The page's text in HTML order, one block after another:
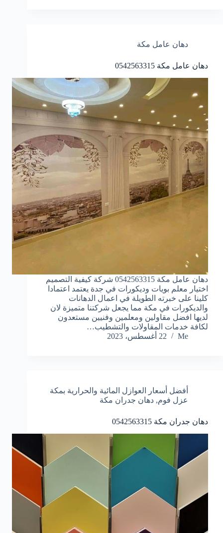
دهان عامل مكة
دهان عامل مكة 0542563315
دهان عامل مكة 0542563315 شركة كيفية التصميم
اختيار معلم بويات وديكورات في جدة يعتمد اعتمادا
كلينا على خبرته الطويلة في اعمال الدهانات
والديكورات في مكة مما يجعل شركتنا متميزة لان
لديها افضل مقاولين ومعلمين وفنيين مستعدون
لكافة خدمات المقاولات والتشطيب…
Me
22 أغسطس، 2023
أفضل أسعار العوازل المائية والحرارية بمكة
عزل فوم, دهان جدران مكة
دهان جدران مكة 0542563315